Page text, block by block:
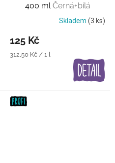
400 ml Černá+bílá
průsvitná barva
Skladem (3 ks)
125 Kč
Měrná
312,50 Kč / 1 l